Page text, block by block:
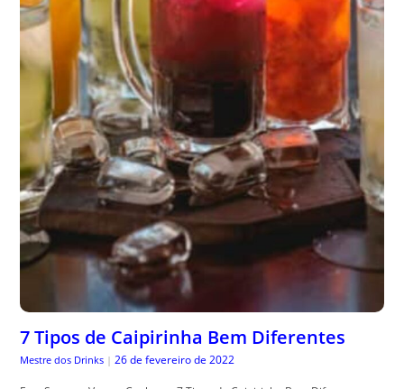
7 Tipos de Caipirinha Bem Diferentes
Mestre dos Drinks | 26 de fevereiro de 2022